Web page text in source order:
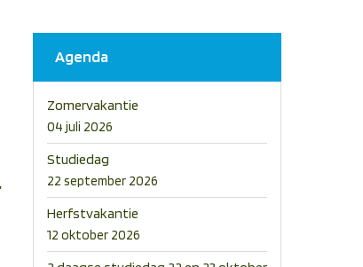
Agenda
Zomervakantie
04 juli 2026
Studiedag
22 september 2026
Herfstvakantie
12 oktober 2026